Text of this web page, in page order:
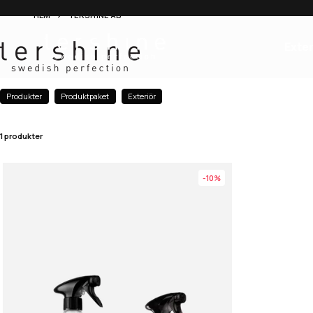
HEM TERSHINE AB
Produkter Produktpaket Exteriör
1 produkter
-10%